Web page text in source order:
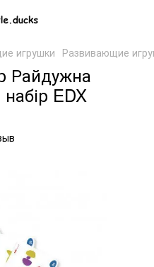
игрушки Развивающие
Райдужна
EDX